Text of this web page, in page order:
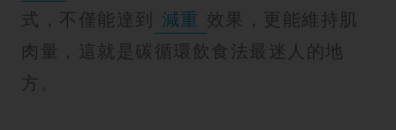
式，不僅能達到 減重 效果，更能維持肌
肉量，這就是碳循環飲食法最迷人的地
方。